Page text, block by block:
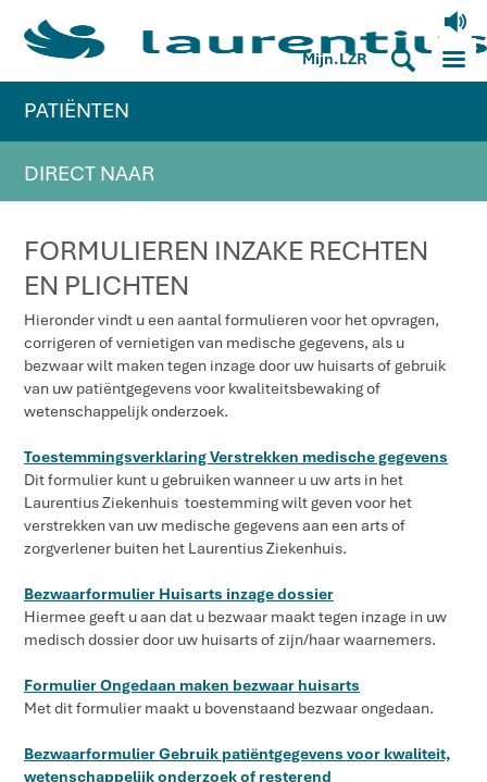
V
Mijn.LZR S M
PATIËNTEN
DIRECT NAAR
FORMULIEREN INZAKE RECHTEN
EN PLICHTEN
Hieronder vindt u een aantal formulieren voor het opvragen,
corrigeren of vernietigen van medische gegevens, als u
bezwaar wilt maken tegen inzage door uw huisarts of gebruik
van uw patiëntgegevens voor kwaliteitsbewaking of
wetenschappelijk onderzoek.
Toestemmingsverklaring Verstrekken medische gegevens
Dit formulier kunt u gebruiken wanneer u uw arts in het
Laurentius Ziekenhuis toestemming wilt geven voor het
verstrekken van uw medische gegevens aan een arts of
zorgverlener buiten het Laurentius Ziekenhuis.
Bezwaarformulier Huisarts inzage dossier
Hiermee geeft u aan dat u bezwaar maakt tegen inzage in uw
medisch dossier door uw huisarts of zijn/haar waarnemers.
Formulier Ongedaan maken bezwaar huisarts
Met dit formulier maakt u bovenstaand bezwaar ongedaan.
Bezwaarformulier Gebruik patiëntgegevens voor kwaliteit,
wetenschappelijk onderzoek of resterend